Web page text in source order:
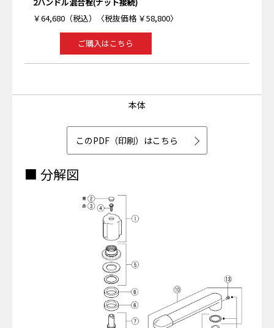
￥64,680（税込）〈税抜価格 ￥58,800〉
ご購入はこちら
本体
このPDF（印刷）はこちら
■ 分解図